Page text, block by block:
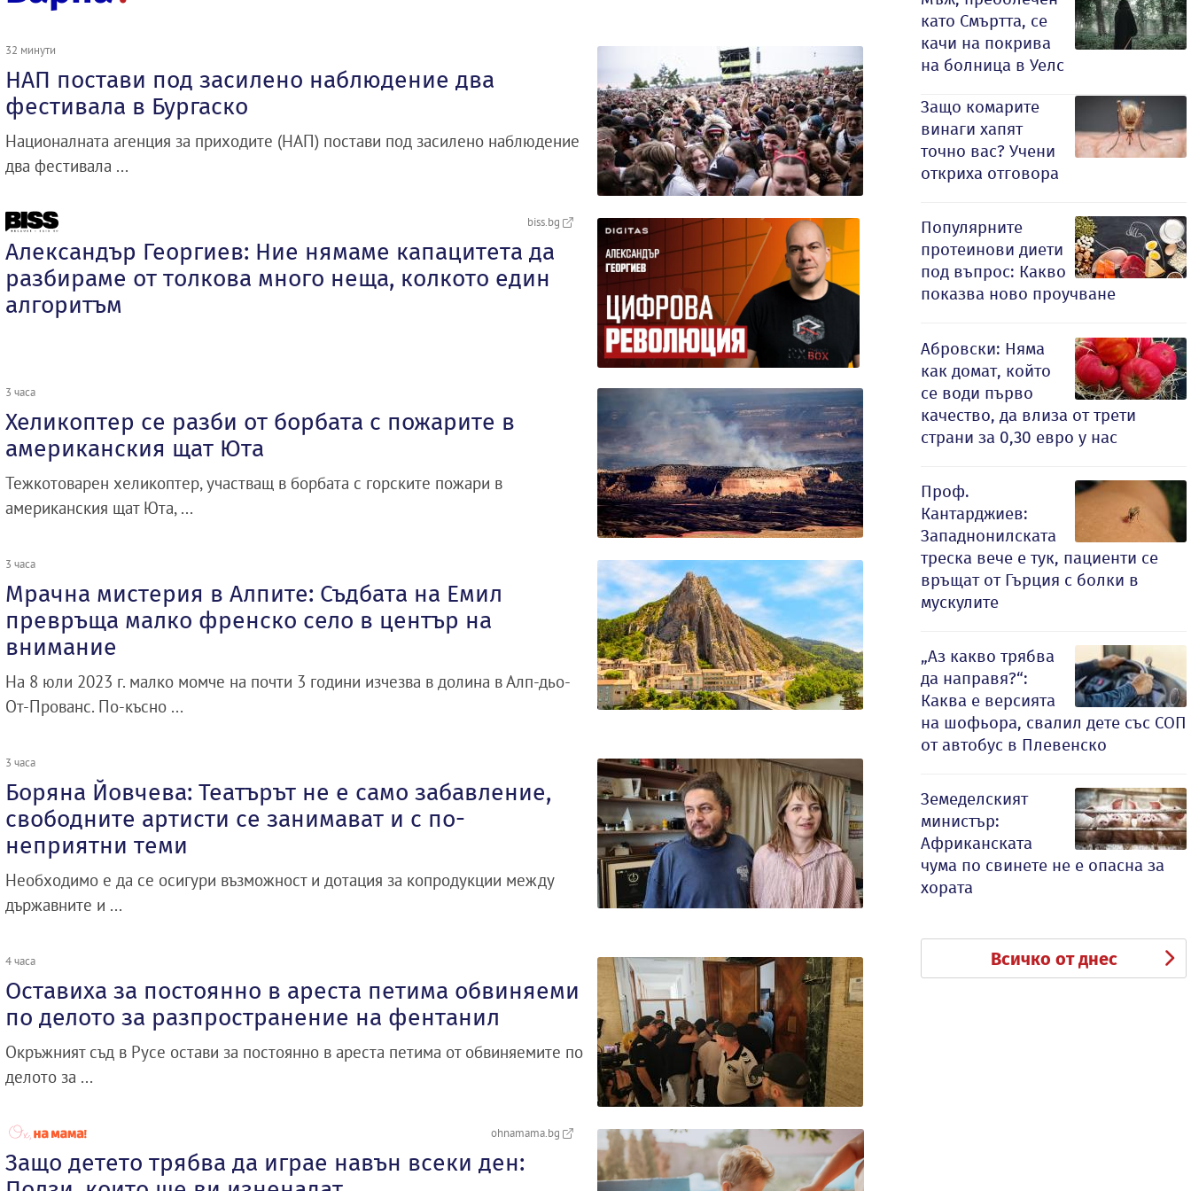
32 минути
НАП постави под засилено наблюдение два
фестивала в Бургаско
Националната агенция за приходите (НАП) постави под засилено наблюдение
два фестивала ...
biss.bg
Александър Георгиев: Ние нямаме капацитета да
разбираме от толкова много неща, колкото един
алгоритъм
3 часа
Хеликоптер се разби от борбата с пожарите в
американския щат Юта
Тежкотоварен хеликоптер, участващ в борбата с горските пожари в
американския щат Юта, ...
3 часа
Мрачна мистерия в Алпите: Съдбата на Емил
превръща малко френско село в център на
внимание
На 8 юли 2023 г. малко момче на почти 3 години изчезва в долина в Алп-дьо-
От-Прованс. По-късно ...
3 часа
Боряна Йовчева: Театърът не е само забавление,
свободните артисти се занимават и с по-
неприятни теми
Необходимо е да се осигури възможност и дотация за копродукции между
държавните и ...
4 часа
Оставиха за постоянно в ареста петима обвиняеми
по делото за разпространение на фентанил
Окръжният съд в Русе остави за постоянно в ареста петима от обвиняемите по
делото за ...
ohnamama.bg
Защо детето трябва да играе навън всеки ден:
като Смъртта, се
качи на покрива
на болница в Уелс
Защо комарите
винаги хапят
точно вас? Учени
откриха отговора
Популярните
протеинови диети
под въпрос: Какво
показва ново проучване
Абровски: Няма
как домат, който
се води първо
качество, да влиза от трети
страни за 0,30 евро у нас
Проф.
Кантарджиев:
Западнонилската
треска вече е тук, пациенти се
връщат от Гърция с болки в
мускулите
„Аз какво трябва
да направя?“:
Каква е версията
на шофьора, свалил дете със СОП
от автобус в Плевенско
Земеделският
министър:
Африканската
чума по свинете не е опасна за
хората
Всичко от днес